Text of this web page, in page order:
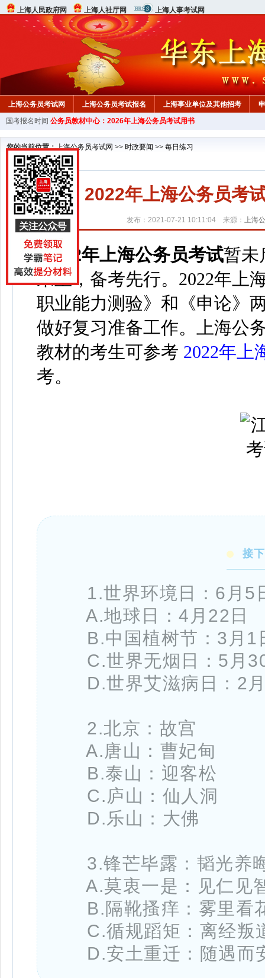
上海人民政府网 上海人社厅网 上海人事考试网
上海公务员考试网 上海公务员考试报名 上海事业单位及其他招考
行测真题 在线咨询 教材中心
国考报名时间 公务员教材中心：2026年上海公务员考试用书
您的当前位置：上海公务员考试网 >> 时政要闻 >> 每日练习
2022年上海公务员考
发布：2021-07-21 10:11:04 来源： 上海
2022年上海公务员考试暂未
未至，备考先行。2022年上
职业能力测验》和《申论》
做好复习准备工作。上海公
教材的考生可参考 2022年上
考。
接
1.世界环境日：6月
A.地球日：4月22日
B.中国植树节：3月1
C.世界无烟日：5月
D.世界艾滋病日：2
2.北京：故宫
A.唐山：曹妃甸
B.泰山：迎客松
C.庐山：仙人洞
D.乐山：大佛
3.锋芒毕露：韬光养
A.莫衷一是：见仁见
B.隔靴搔痒：雾里看
C.循规蹈矩：离经叛
D.安土重迁：随遇而